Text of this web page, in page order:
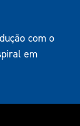
com o
em